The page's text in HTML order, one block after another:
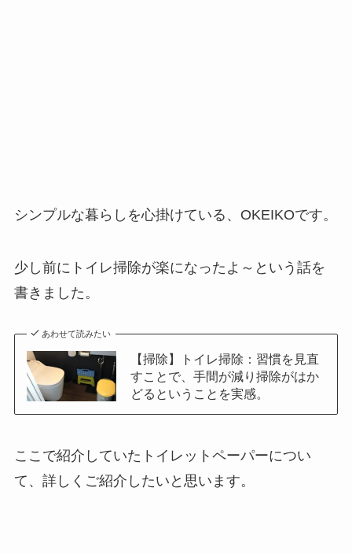
シンプルな暮らしを心掛けている、OKEIKOです。
少し前にトイレ掃除が楽になったよ～という話を
書きました。
あわせて読みたい
【掃除】トイレ掃除：習慣を見直
すことで、手間が減り掃除がはか
どるということを実感。
ここで紹介していたトイレットペーパーについ
て、詳しくご紹介したいと思います。